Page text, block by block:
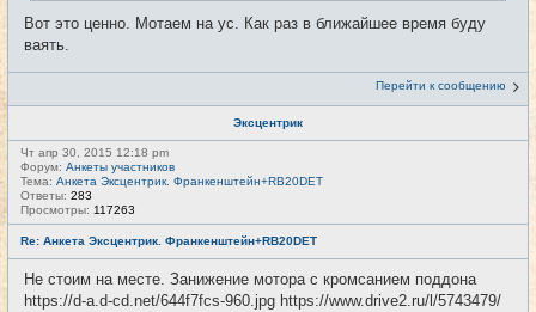
Вот это ценно. Мотаем на ус. Как раз в ближайшее время буду
ваять.
Перейти к сообщению
Эксцентрик
Чт апр 30, 2015 12:18 pm
Форум: Анкеты участников
Тема: Анкета Эксцентрик. Франкенштейн+RB20DET
Ответы: 283
Просмотры: 117263
Re: Анкета Эксцентрик. Франкенштейн+RB20DET
Не стоим на месте. Занижение мотора с кромсанием поддона
https://d-a.d-cd.net/644f7fcs-960.jpg https://www.drive2.ru/l/5743479/